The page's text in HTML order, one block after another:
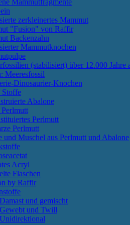
Mammutfragmente
zerkleinertes Mammut
"Fusion" von Raffir
Backenzahn
Mammutknochen
(stabilisiert) über 12.000 Jahre
Meeresfossil
Dinosaurier-Knochen
Stoffe
Abalone
Perlmutt
Perlmutt
und Muschel aus Perlmutt und Abalone
Acryl
Flaschen
by Raffir
Damast und gemischt
Gewebt und Twill
Unidirektional